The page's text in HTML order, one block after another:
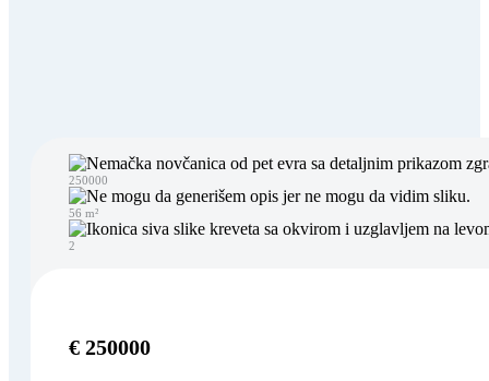
250000
56 m²
2
€ 250000